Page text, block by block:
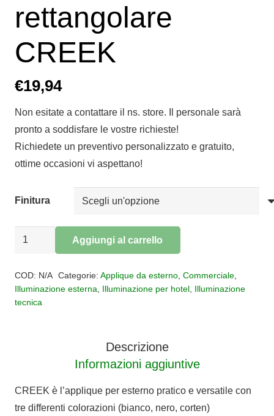
rettangolare
CREEK
€19,94
Non esitate a contattare il ns. store. Il personale sarà
pronto a soddisfare le vostre richieste!
Richiedete un preventivo personalizzato e gratuito,
ottime occasioni vi aspettano!
Finitura
Applique
rettangolare
CREEK
Aggiungi al carrello
COD: N/A Categorie: Applique da esterno, Commerciale,
Illuminazione esterna
Illuminazione per hotel Illuminazione
tecnica
Descrizione
Informazioni aggiuntive
CREEK è l’applique per esterno pratico e versatile con
tre differenti colorazioni (bianco, nero, corten)